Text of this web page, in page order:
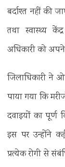
बर्दाश्त नहीं की
तथा स्वास्थ्य
अधिकारी को
जिलाधिकारी ने
पाया गया कि
दवाइयों का पूर्ण
इस पर उन्होंने
प्रत्येक रोगी से